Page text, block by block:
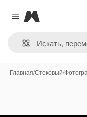
Close menu
Magnific
Главная/Стоковый/